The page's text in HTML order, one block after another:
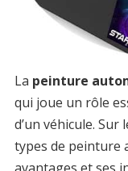
La peinture
qui joue un rôle
d’un véhicule.
types de peinture
avantages et ses